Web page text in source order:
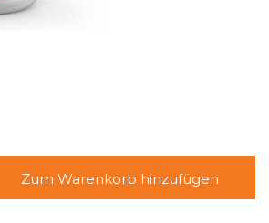
Zum Warenkorb hinzufügen